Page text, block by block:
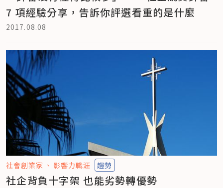
7 項經驗分享，告訴你評選看重的是什麼
2017.08.08
社會創業家 影響力職涯 趨勢
社企背負十字架 也能劣勢轉優勢